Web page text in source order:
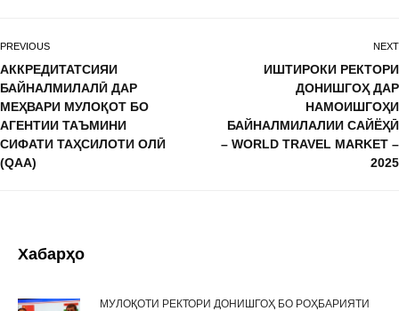
PREVIOUS
АККРЕДИТАТСИЯИ
БАЙНАЛМИЛАЛӢ ДАР
МЕҲВАРИ МУЛОҚОТ БО
АГЕНТИИ ТАЪМИНИ
СИФАТИ ТАҲСИЛОТИ ОЛӢ
(QAA)
NEXT
ИШТИРОКИ РЕКТОРИ
ДОНИШГОҲ ДАР
НАМОИШГОҲИ
БАЙНАЛМИЛАЛИИ САЙЁҲӢ
– WORLD TRAVEL MARKET –
2025
Хабарҳо
МУЛОҚОТИ РЕКТОРИ ДОНИШГОҲ БО РОҲБАРИЯТИ